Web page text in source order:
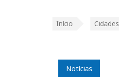
Início Cidades
Notícias